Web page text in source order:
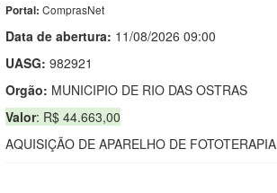
Portal: ComprasNet
Data de abertura: 11/08/2026 09:00
UASG: 982921
Orgão: MUNICIPIO DE RIO DAS OSTRAS
Valor: R$ 44.663,00
AQUISIÇÃO DE APARELHO DE FOTOTERAPIA